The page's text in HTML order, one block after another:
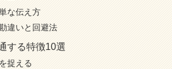
な伝え方
違いと回避法
する特徴10選
捉える